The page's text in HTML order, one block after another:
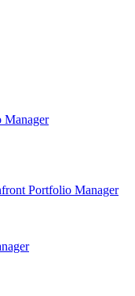
Manager
Portfolio Manager